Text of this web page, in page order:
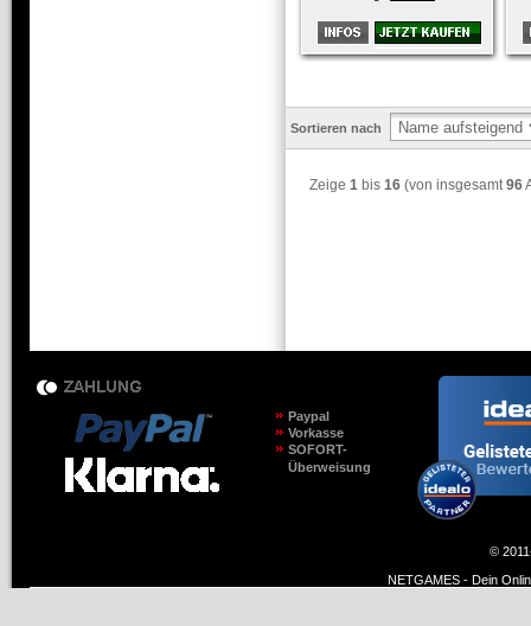
Sortieren nach
Zeige 1 bis 16 (von insgesamt96
Paypal
Vorkasse
SOFORT-
Überweisung
©
NETGAMES - Dein